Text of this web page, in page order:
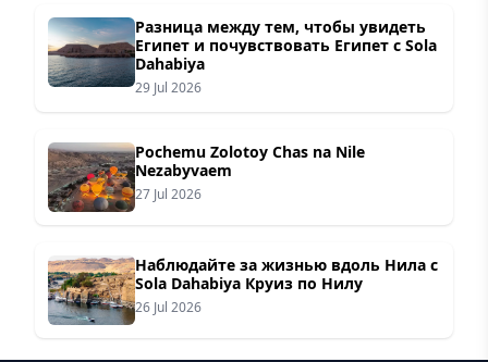
Разница между тем, чтобы увидеть
Египет и почувствовать Египет с Sola
Dahabiya
29 Jul 2026
Pochemu Zolotoy Chas na Nile
Nezabyvaem
27 Jul 2026
Наблюдайте за жизнью вдоль Нила с
Sola Dahabiya Круиз по Нилу
26 Jul 2026